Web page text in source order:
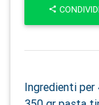
CONDIVIDI
Ingredienti per